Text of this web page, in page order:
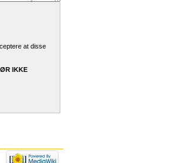
at disse
IKKE